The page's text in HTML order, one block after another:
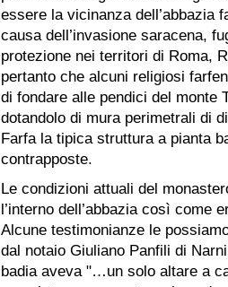
essere la vicinanza dell’abbazia
causa dell’invasione saracena,
protezione nei territori di Roma,
pertanto che alcuni religiosi
di fondare alle pendici del monte
dotandolo di mura perimetrali di
Farfa la tipica struttura a pianta
contrapposte.
Le condizioni attuali del
l’interno dell’abbazia così come
Alcune testimonianze le
dal notaio Giuliano Panfili di
badia aveva "…un solo altare a